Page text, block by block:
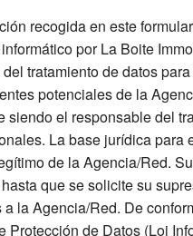
recogida en este
por La Boite
tratamiento de datos
potenciales de la
siendo el responsable del
La base jurídica para
de la Agencia/Red.
que se solicite su
a la Agencia/Red. De
Protección de Datos (Loi